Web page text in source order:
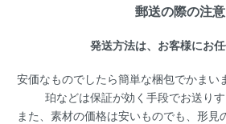
郵送の際の注意
発送方法は、お客様にお
安価なものでしたら簡単な梱包でかまい
珀などは保証が効く手段でお送りす
また、素材の価格は安いものでも、形見